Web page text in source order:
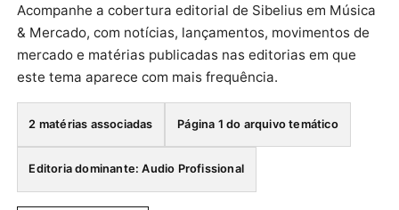
Acompanhe a cobertura editorial de Sibelius em Música
& Mercado, com notícias, lançamentos, movimentos de
mercado e matérias publicadas nas editorias em que
este tema aparece com mais frequência.
2 matérias associadas Página 1 do arquivo temático
Editoria dominante: Audio Profissional